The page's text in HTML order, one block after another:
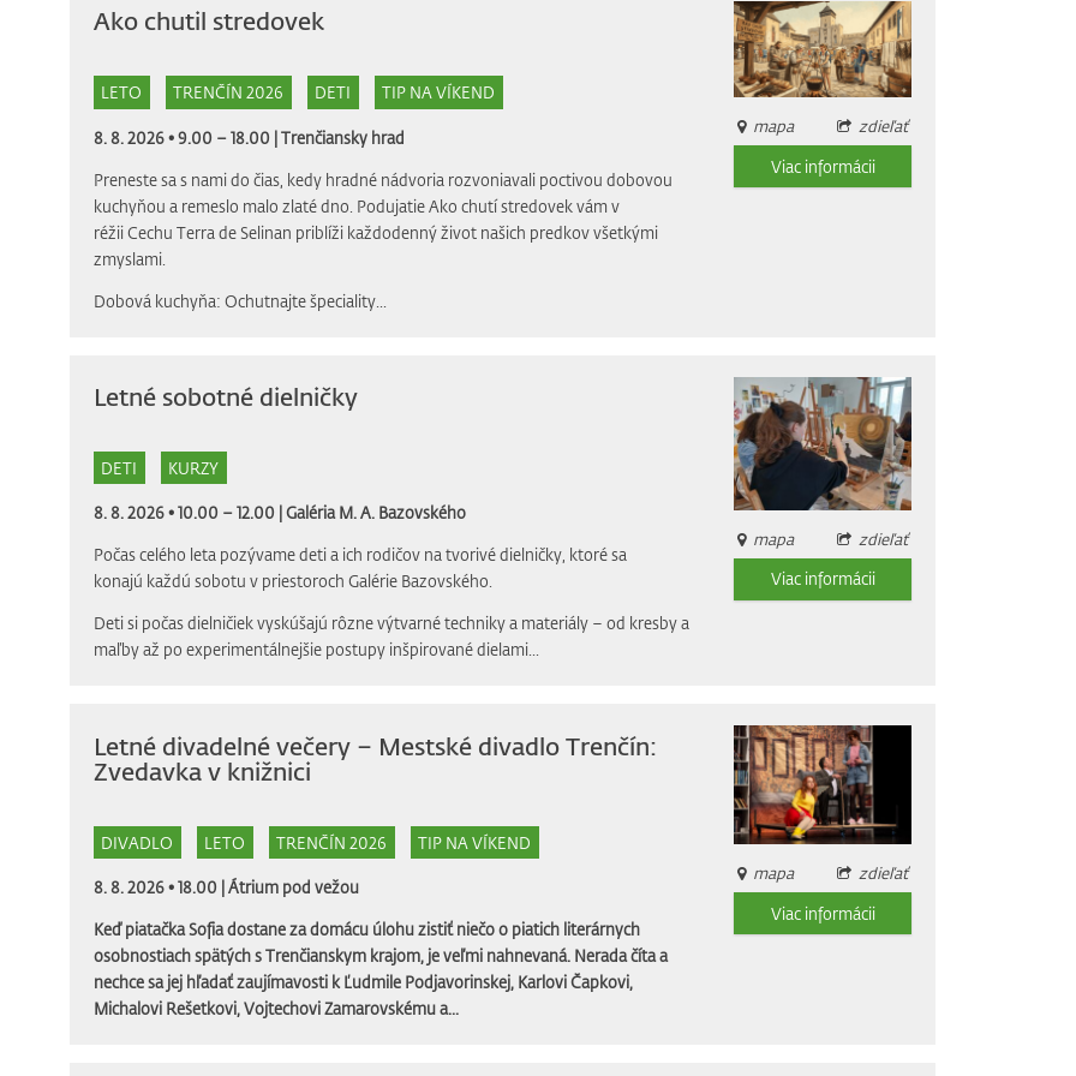
Ako chutil stredovek
LETO TRENČÍN 2026 DETI TIP NA VÍKEND
8. 8. 2026 • 9.00 – 18.00 |Trenčiansky hrad
Preneste sa s nami do čias, kedy hradné nádvoria rozvoniavali poctivou dobovou
kuchyňou a remeslo malo zlaté dno. Podujatie Ako chutí stredovek vám v
réžii Cechu Terra de Selinan priblíži každodenný život našich predkov všetkými
zmyslami.
Dobová kuchyňa: Ochutnajte špeciality...
mapa
zdieľať
Viac informácii
Letné sobotné dielničky
DETI KURZY
8. 8. 2026 • 10.00 – 12.00 |Galéria M. A. Bazovského
Počas celého leta pozývame deti a ich rodičov na tvorivé dielničky, ktoré sa
konajú každú sobotu v priestoroch Galérie Bazovského.
Deti si počas dielničiek vyskúšajú rôzne výtvarné techniky a materiály – od kresby a
maľby až po experimentálnejšie postupy inšpirované dielami...
mapa
zdieľať
Viac informácii
Letné divadelné večery – Mestské divadlo Trenčín:
Zvedavka v knižnici
DIVADLO LETO TRENČÍN 2026 TIP NA VÍKEND
8. 8. 2026 • 18.00 |Átrium pod vežou
Keď piatačka Sofia dostane za domácu úlohu zistiť niečo o piatich literárnych
osobnostiach spätých s Trenčianskym krajom, je veľmi nahnevaná. Nerada číta a
nechce sa jej hľadať zaujímavosti k Ľudmile Podjavorinskej, Karlovi Čapkovi,
Michalovi Rešetkovi, Vojtechovi Zamarovskému a...
mapa
zdieľať
Viac informácii